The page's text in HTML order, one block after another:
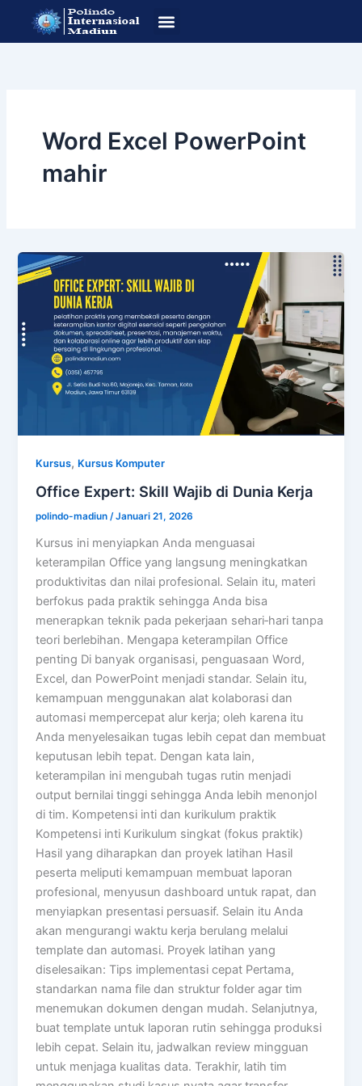
konten
Word Excel PowerPoint
mahir
Kursus, Kursus Komputer
Office Expert: Skill Wajib di Dunia Kerja
polindo-madiun /Januari 21, 2026
Kursus ini menyiapkan Anda menguasai
keterampilan Office yang langsung meningkatkan
produktivitas dan nilai profesional. Selain itu, materi
berfokus pada praktik sehingga Anda bisa
menerapkan teknik pada pekerjaan sehari‑hari tanpa
teori berlebihan. Mengapa keterampilan Office
penting Di banyak organisasi, penguasaan Word,
Excel, dan PowerPoint menjadi standar. Selain itu,
kemampuan menggunakan alat kolaborasi dan
automasi mempercepat alur kerja; oleh karena itu
Anda menyelesaikan tugas lebih cepat dan membuat
keputusan lebih tepat. Dengan kata lain,
keterampilan ini mengubah tugas rutin menjadi
output bernilai tinggi sehingga Anda lebih menonjol
di tim. Kompetensi inti dan kurikulum praktik
Kompetensi inti Kurikulum singkat (fokus praktik)
Hasil yang diharapkan dan proyek latihan Hasil
peserta meliputi kemampuan membuat laporan
profesional, menyusun dashboard untuk rapat, dan
menyiapkan presentasi persuasif. Selain itu Anda
akan mengurangi waktu kerja berulang melalui
template dan automasi. Proyek latihan yang
diselesaikan: Tips implementasi cepat Pertama,
standarkan nama file dan struktur folder agar tim
menemukan dokumen dengan mudah. Selanjutnya,
buat template untuk laporan rutin sehingga produksi
lebih cepat. Selain itu, jadwalkan review mingguan
untuk menjaga kualitas data. Terakhir, latih tim